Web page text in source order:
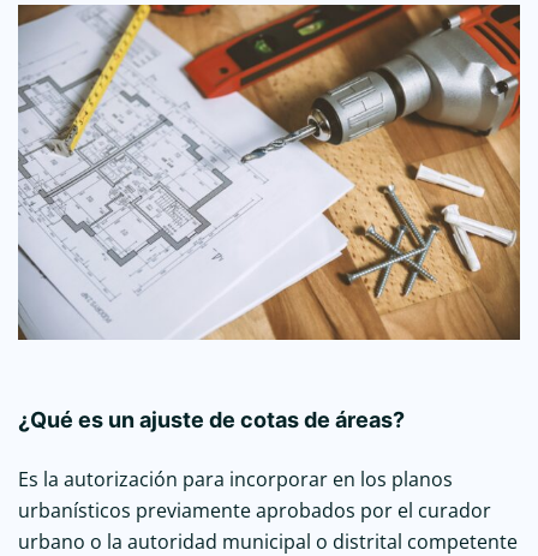
¿Qué es un ajuste de cotas de áreas?
Es la autorización para incorporar en los planos
urbanísticos previamente aprobados por el curador
urbano o la autoridad municipal o distrital competente